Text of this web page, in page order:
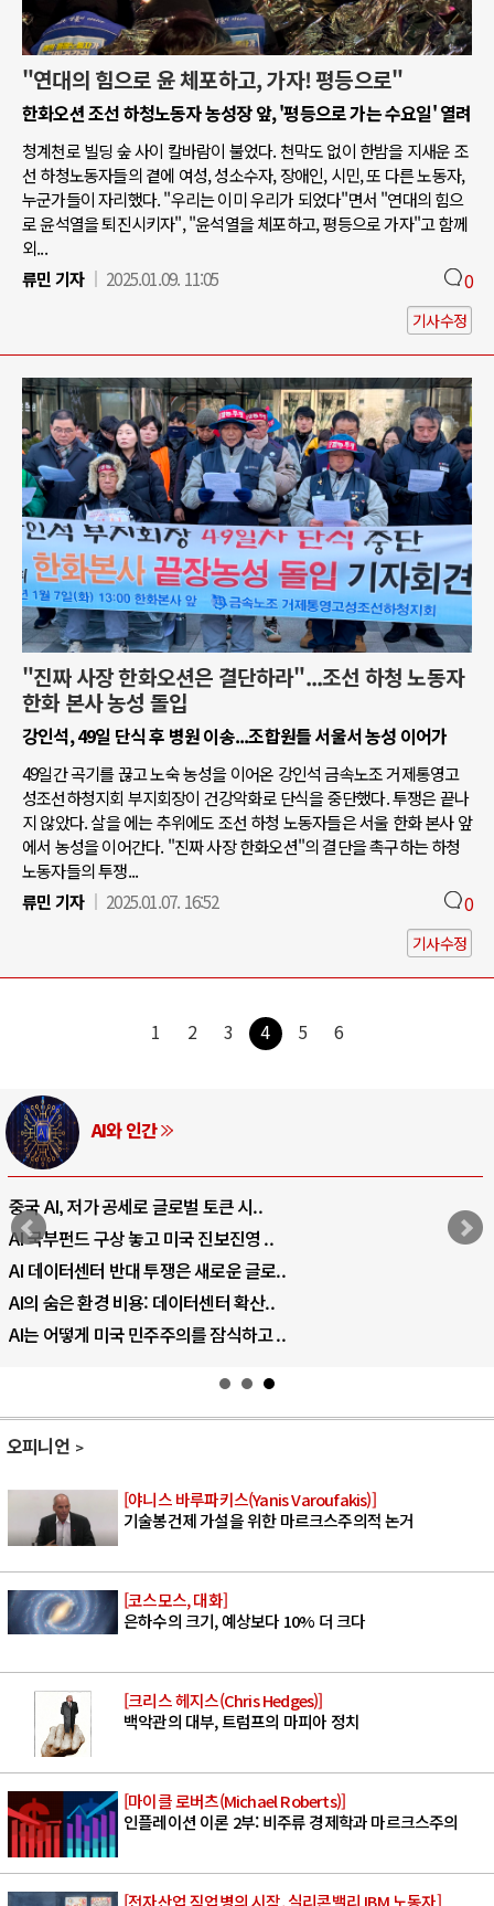
"연대의 힘으로 윤 체포하고, 가자! 평등으로"
한화오션 조선 하청노동자 농성장 앞, '평등으로 가는 수요일' 열려
청계천로 빌딩 숲 사이 칼바람이 불었다. 천막도 없이 한밤을 지새운 조
선 하청노동자들의 곁에 여성, 성소수자, 장애인, 시민, 또 다른 노동자,
누군가들이 자리했다. "우리는 이미 우리가 되었다"면서 "연대의 힘으
로 윤석열을 퇴진시키자", "윤석열을 체포하고, 평등으로 가자"고 함께
외...
류민 기자
2025.01.09. 11:05 0
기사수정
"진짜 사장 한화오션은 결단하라"...조선 하청 노동자
한화 본사 농성 돌입
강인석, 49일 단식 후 병원 이송...조합원들 서울서 농성 이어가
49일간 곡기를 끊고 노숙 농성을 이어온 강인석 금속노조 거제통영고
성조선하청지회 부지회장이 건강악화로 단식을 중단했다. 투쟁은 끝나
지 않았다. 살을 에는 추위에도 조선 하청 노동자들은 서울 한화 본사 앞
에서 농성을 이어간다. "진짜 사장 한화오션"의 결단을 촉구하는 하청
노동자들의 투쟁...
류민 기자
2025.01.07. 16:52 0
기사수정
1 2 3 4 5 6
AI와 인간
중국 AI, 저가 공세로 글로벌 토큰 시..
AI 국부펀드 구상 놓고 미국 진보진영 ..
AI 데이터센터 반대 투쟁은 새로운 글로..
AI의 숨은 환경 비용: 데이터센터 확산..
AI는 어떻게 미국 민주주의를 잠식하고 ..
오피니언
[야니스 바루파키스(Yanis Varoufakis)]
기술봉건제 가설을 위한 마르크스주의적 논거
[코스모스, 대화]
은하수의 크기, 예상보다 10% 더 크다
[크리스 헤지스(Chris Hedges)]
백악관의 대부, 트럼프의 마피아 정치
[마이클 로버츠(Michael Roberts)]
인플레이션 이론 2부: 비주류 경제학과 마르크스주의
[전자산업 직업병의 시작, 실리콘밸리 IBM 노동자]